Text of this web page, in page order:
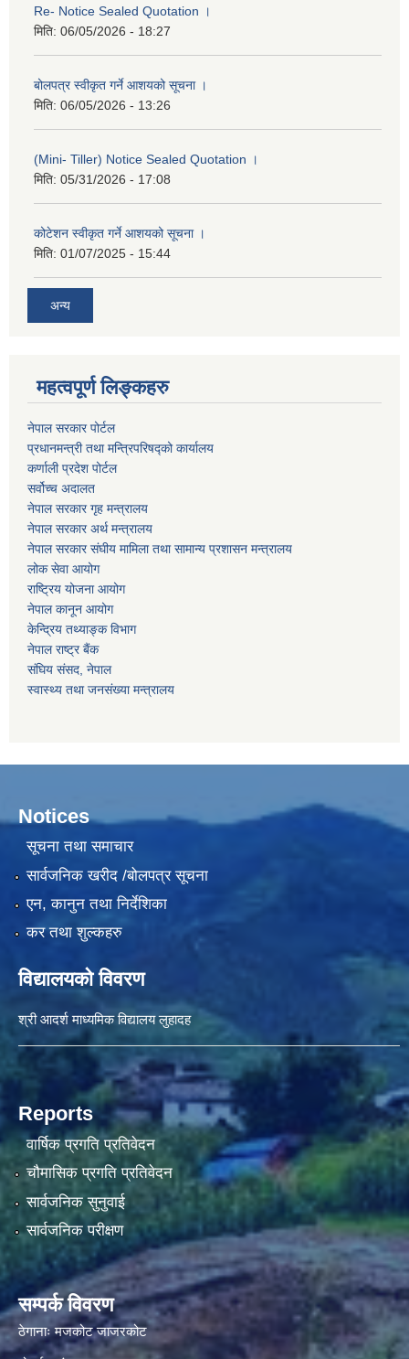
Re- Notice Sealed Quotation ।
मिति: 06/05/2026 - 18:27
बोलपत्र स्वीकृत गर्ने आशयको सूचना ।
मिति: 06/05/2026 - 13:26
(Mini- Tiller) Notice Sealed Quotation ।
मिति: 05/31/2026 - 17:08
कोटेशन स्वीकृत गर्ने आशयको सूचना ।
मिति: 01/07/2025 - 15:44
अन्य
महत्वपूर्ण लिङ्कहरु
नेपाल सरकार पोर्टल
प्रधानमन्‍‍त्री तथा मन्‍त्रिपरिषद्को कार्यालय
कर्णाली प्रदेश पोर्टल
सर्वोच्‍च अदालत
नेपाल सरकार गृह मन्‍‍‍त्रालय
नेपाल सरकार अर्थ मन्‍त्रालय
नेपाल सरकार संघीय मामिला तथा सामान्य प्रशासन मन्‍त्रालय
लोक सेवा आयोग
राष्‍ट्रिय योजना आयोग
नेपाल कानून आयोग
केन्द्रिय तथ्याङ्क विभाग
नेपाल राष्‍ट्र बैंक
संघिय संसद, नेपाल
स्वास्थ्य तथा जनसंख्या मन्त्रालय
Notices
सूचना तथा समाचार
सार्वजनिक खरीद /बोलपत्र सूचना
एन, कानुन तथा निर्देशिका
कर तथा शुल्कहरु
विद्यालयको विवरण
श्री आदर्श माध्यमिक विद्यालय लुहादह
Reports
वार्षिक प्रगति प्रतिवेदन
चौमासिक प्रगति प्रतिवेदन
सार्वजनिक सुनुवाई
सार्वजनिक परीक्षण
सम्पर्क विवरण
ठेगानाः मजकोट जाजरकोट